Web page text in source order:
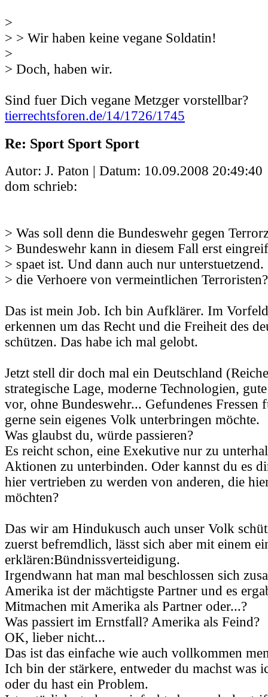
>
> > Wir haben keine vegane Soldatin!
>
> Doch, haben wir.
Sind fuer Dich vegane Metzger vorstellbar?
tierrechtsforen.de/14/1726/1745
Re: Sport Sport Sport
Autor: J. Paton | Datum: 10.09.2008 20:49:40
dom schrieb:
> Was soll denn die Bundeswehr gegen
> Bundeswehr kann in diesem Fall erst
> spaet ist. Und dann auch nur
> die Verhoere von vermeintlichen Terroristen?
Das ist mein Job. Ich bin Aufklärer. Im
erkennen um das Recht und die Freiheit des
schützen. Das habe ich mal gelobt.
Jetzt stell dir doch mal ein Deutschland
strategische Lage, moderne Technologien,
vor, ohne Bundeswehr... Gefundenes Fressen
gerne sein eigenes Volk unterbringen möchte.
Was glaubst du, würde passieren?
Es reicht schon, eine Exekutive nur zu
Aktionen zu unterbinden. Oder kannst du es
hier vertrieben zu werden von anderen, die
möchten?
Das wir am Hindukusch auch unser Volk
zuerst befremdlich, lässt sich aber mit einem
erklären:Bündnissverteidigung.
Irgendwann hat man mal beschlossen sich
Amerika ist der mächtigste Partner und es
Mitmachen mit Amerika als Partner oder...?
Was passiert im Ernstfall? Amerika als Feind?
OK, lieber nicht...
Das ist das einfache wie auch vollkommen
Ich bin der stärkere, entweder du machst was
oder du hast ein Problem.